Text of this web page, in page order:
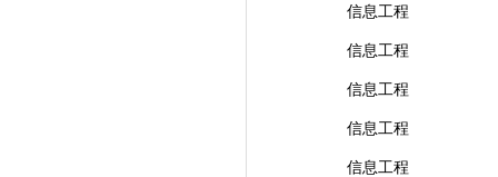
信息工程
信息工程
信息工程
信息工程
信息工程